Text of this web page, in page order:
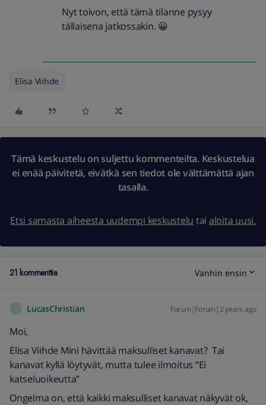
Nyt toivon, että tämä tilanne pysyy
tällaisena jatkossakin. 😀
Elisa Viihde
Tämä keskustelu on suljettu kommenteilta. Keskustelua
ei enää päivitetä, eivätkä sen tiedot ole välttämättä ajan
tasalla.
Etsi samasta aiheesta uudempi keskustelu tai aloita uusi.
21 kommenttia Vanhin ensin
LucasChristian Forum|Forum|2 years ago
Moi,
Elisa Viihde Mini hävittää maksulliset kanavat? Tai
kanavat kyllä löytyvät, mutta tulee ilmoitus “Ei
katseluoikeutta”
Ongelma on, että kaikki maksulliset kanavat näkyvät ok,